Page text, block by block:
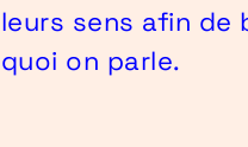
leurs sens afin de
quoi on parle.